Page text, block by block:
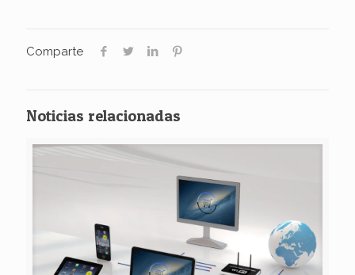
Comparte
Noticias relacionadas